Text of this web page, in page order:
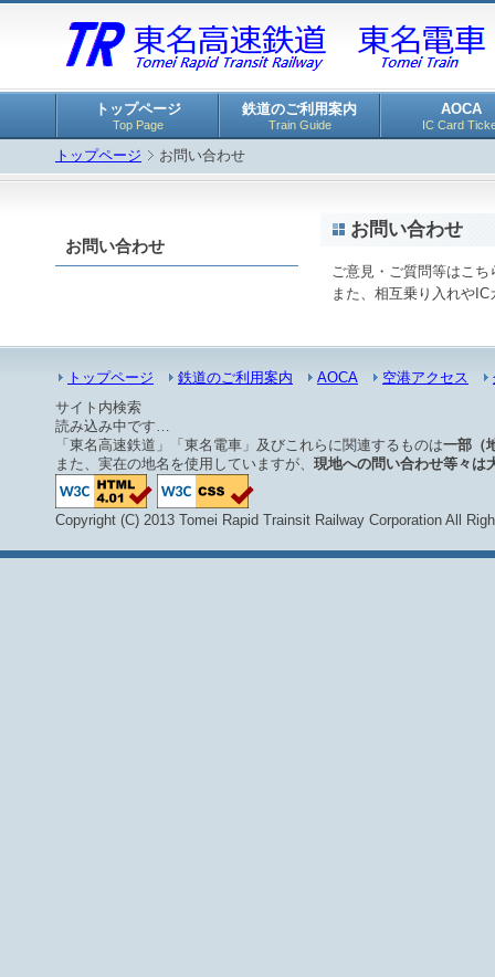
トップページ
Top Page
鉄道のご利用案内
Train Guide
AOCA
IC Card
トップページ お問い合わせ
お問い合わせ
ご意見・ご質問等はこ
また、相互乗り入れや
お問い合わせ
トップページ 鉄道のご利用案内 AOCA 空港アクセス
サイト内検索
読み込み中です…
「東名高速鉄道」「東名電車」及びこれらに関連するものは一部（
また、実在の地名を使用していますが、 現地への問い合わせ等々は
Copyright (C) 2013 Tomei Rapid Trainsit Railway Corporation All